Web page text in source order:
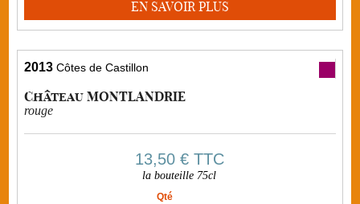
EN SAVOIR PLUS
2013 Côtes de Castillon
Château MONTLANDRIE
rouge
13,50 €TTC
la bouteille 75cl
Qté